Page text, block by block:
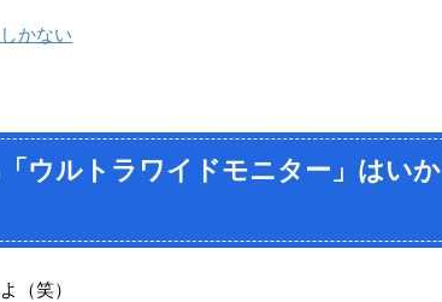
かない
ウルトラワイドモニター」はいか
（笑）